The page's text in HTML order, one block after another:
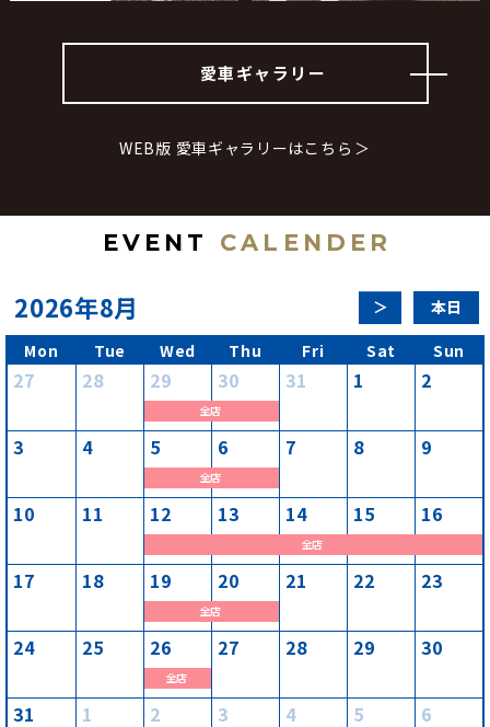
愛車ギャラリー
WEB版 愛車ギャラリーはこちら
EV E N T CA L E N D E R
2026年8月
本日
Mon
Tue Wed Thu Fri Sat Sun
27 28 29 30 31 1 2
曜
日,
7
月
2026
全店
3 4 5 6 7 8 9
曜
日,
8
月
2026
全店
10 11 12 13 14 15 16
曜
日,
8
月
2026
全店
17 18 19 20 21 22 23
曜
日,
8
月
19th
2026
全店
24 25 26 27 28 29 30
曜
日,
8
全店
31 1 2 3 4 5 6